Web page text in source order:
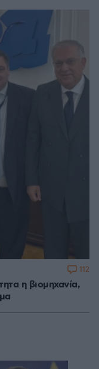
η βιομηχανία,
112